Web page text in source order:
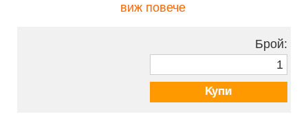
виж повече
Брой:
Купи